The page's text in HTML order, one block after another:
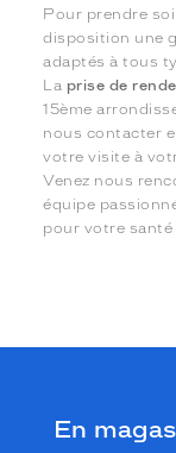
Pour prendre
disposition une
adaptés à tous
La prise de
15ème
nous contacter
votre visite à
Venez nous
équipe
pour votre santé
En